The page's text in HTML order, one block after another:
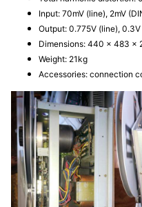
Input: 70mV (line), 2mV
Output: 0.775V (line), 0.3V
Dimensions: 440 x 483 x
Weight: 21kg
Accessories: connection